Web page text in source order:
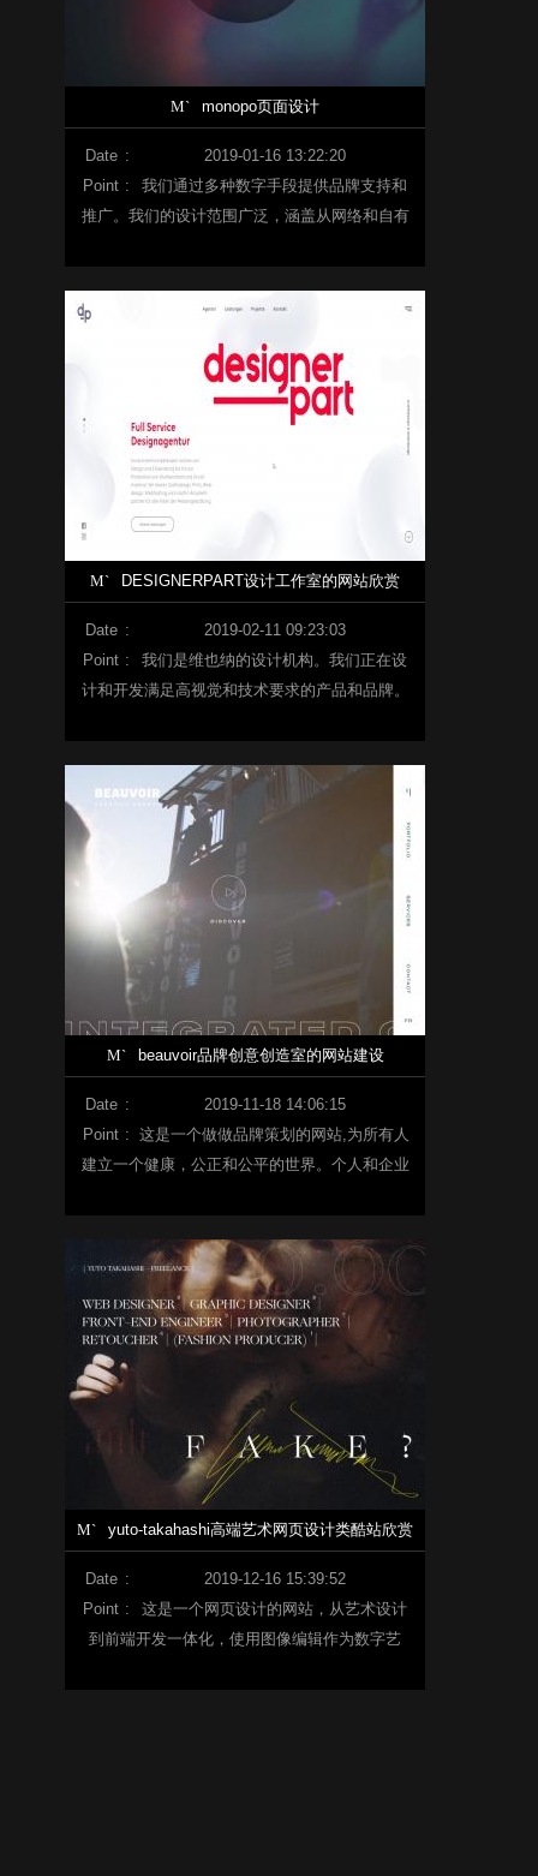
M` monopo页面设计
Date :
2019-01-16 13:22:20
Point :
我们通过多种数字手段提供品牌支持和
推广。我们的设计范围广泛，涵盖从网络和自有
M` DESIGNERPART设计工作室的网站欣赏
Date :
2019-02-11 09:23:03
Point :
我们是维也纳的设计机构。我们正在设
计和开发满足高视觉和技术要求的产品和品牌。
室，我们很难把重点放在视觉社区上。在这方
面，我们服务于媒体设计的所有领域。我们的优
势在于不同媒体的一致设计，从印刷到内在式设
计。我们会帮你实现你的想法。我们是你理想的
演讲伙伴，所有形式的媒体。除了图形工作外，
我们还为你们提供了全面和量身定做的外包概
念。作为外部服务，我们将有效地支持你和你的
服务-称职、时间和成本！
M` beauvoir品牌创意创造室的网站建设
Date :
2019-11-18 14:06:15
Point : 这是一个做做品牌策划的网站,为所有人
建立一个健康，公正和公平的世界。个人和企业
用设计讲故事和数字媒体是信念和灵感的驱动
力。
M` yuto-takahashi高端艺术网页设计类酷站欣赏
Date :
2019-12-16 15:39:52
Point :
这是一个网页设计的网站，从艺术设计
到前端开发一体化，使用图像编辑作为数字艺